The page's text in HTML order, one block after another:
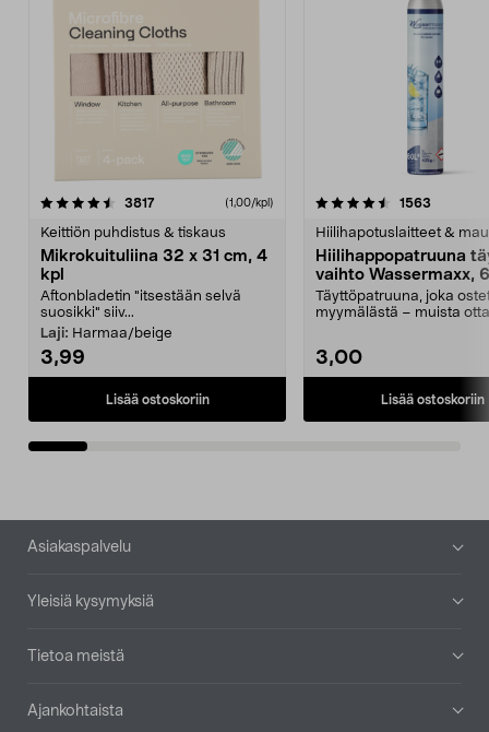
3817arvostelut (1,00/kpl)
Keittiön puhdistus & tiskaus
Mikrokuituliina 32 x 31 cm, 4
kpl
Aftonbladetin "itsestään selvä
suosikki" siiv...
Laji: Harmaa/beige
3,99
Lisää ostoskoriin
4.5viidestä
1563
Hiilihapotuslaitteet &
Hiilihappopatruuna
vaihto Wassermaxx,
Täyttöpatruuna, joka
myymälästä – muista
3,00
Lisää ostoskoriin
4.5viidestä
Alatunniste
Asiakaspalvelu
Yleisiä kysymyksiä
Tietoa meistä
Ajankohtaista